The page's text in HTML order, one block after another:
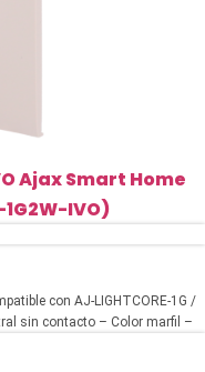
Ajax Smart Home
1G2W-IVO)
con AJ-LIGHTCORE-1G /
sin contacto – Color marfil –